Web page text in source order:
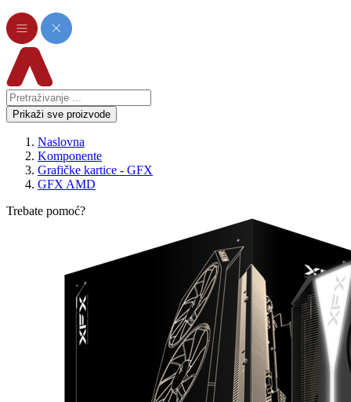
Prikaži sve proizvode
Naslovna
Komponente
Grafičke kartice - GFX
GFX AMD
Trebate pomoć?